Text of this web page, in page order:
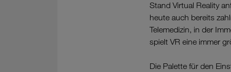
Stand Virtual Reality
heute auch bereits
Telemedizin, in der
spielt VR eine immer
Die Palette für den